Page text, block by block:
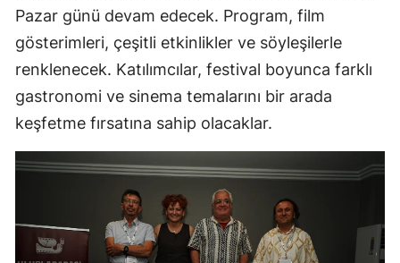
Pazar günü devam edecek. Program, film
gösterimleri, çeşitli etkinlikler ve söyleşilerle
renklenecek. Katılımcılar, festival boyunca farklı
gastronomi ve sinema temalarını bir arada
keşfetme fırsatına sahip olacaklar.